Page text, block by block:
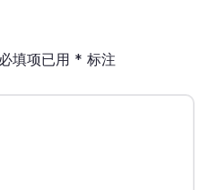
必填项已用 * 标注